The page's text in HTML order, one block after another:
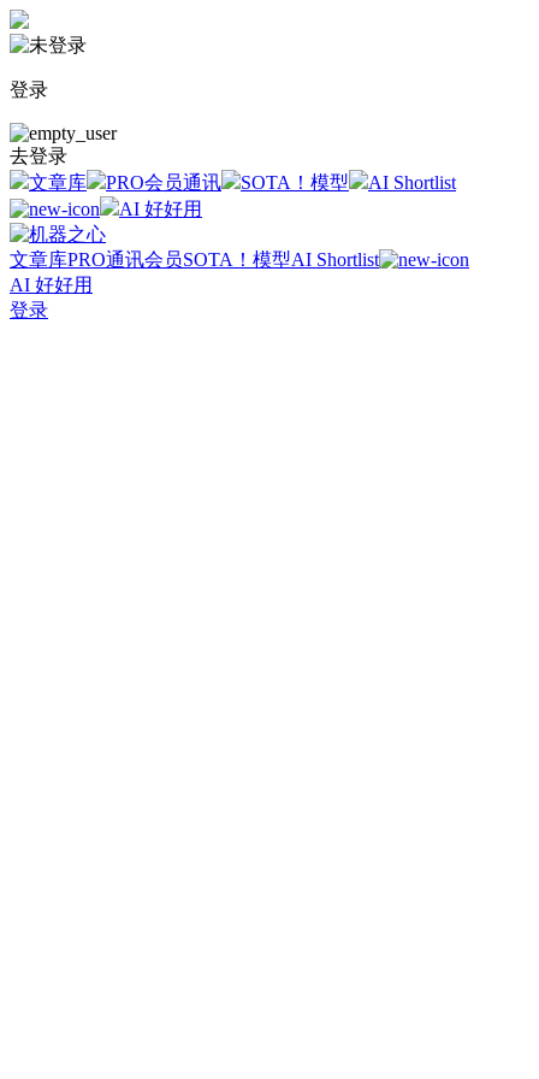
登录
去登录
文章库
PRO会员通讯 SOTA！模型
AI Shortlist
AI 好好用
文章库PRO通讯会员SOTA！模型AI Shortlist
AI 好好用
登录